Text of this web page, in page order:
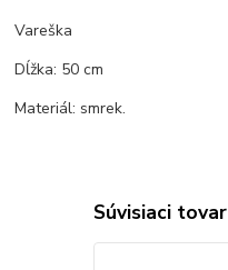
Vareška
Dĺžka: 50 cm
Materiál: smrek.
Súvisiaci tovar